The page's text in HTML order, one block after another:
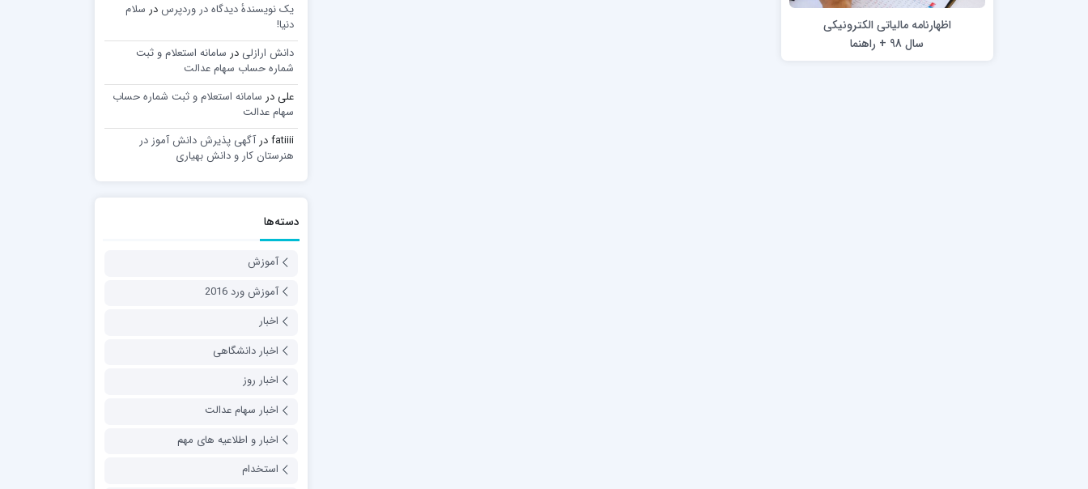
اظهارنامه مالیاتی الکترونیکی
سال 98 + راهنما
یک نویسندهٔ دیدگاه در وردپرس در سلام
دنیا!
دانش ارازلی در سامانه استعلام و ثبت
شماره حساب سهام عدالت
علیدر سامانه استعلام و ثبت شماره حساب
سهام عدالت
fatiiiiدرآگهی پذیرش دانش آموز در
هنرستان کار و دانش بهیاری
دسته‌ها
آموزش
آموزش ورد 2016
اخبار
اخبار دانشگاهی
اخبار روز
اخبار سهام عدالت
اخبار و اطلاعیه های مهم
استخدام